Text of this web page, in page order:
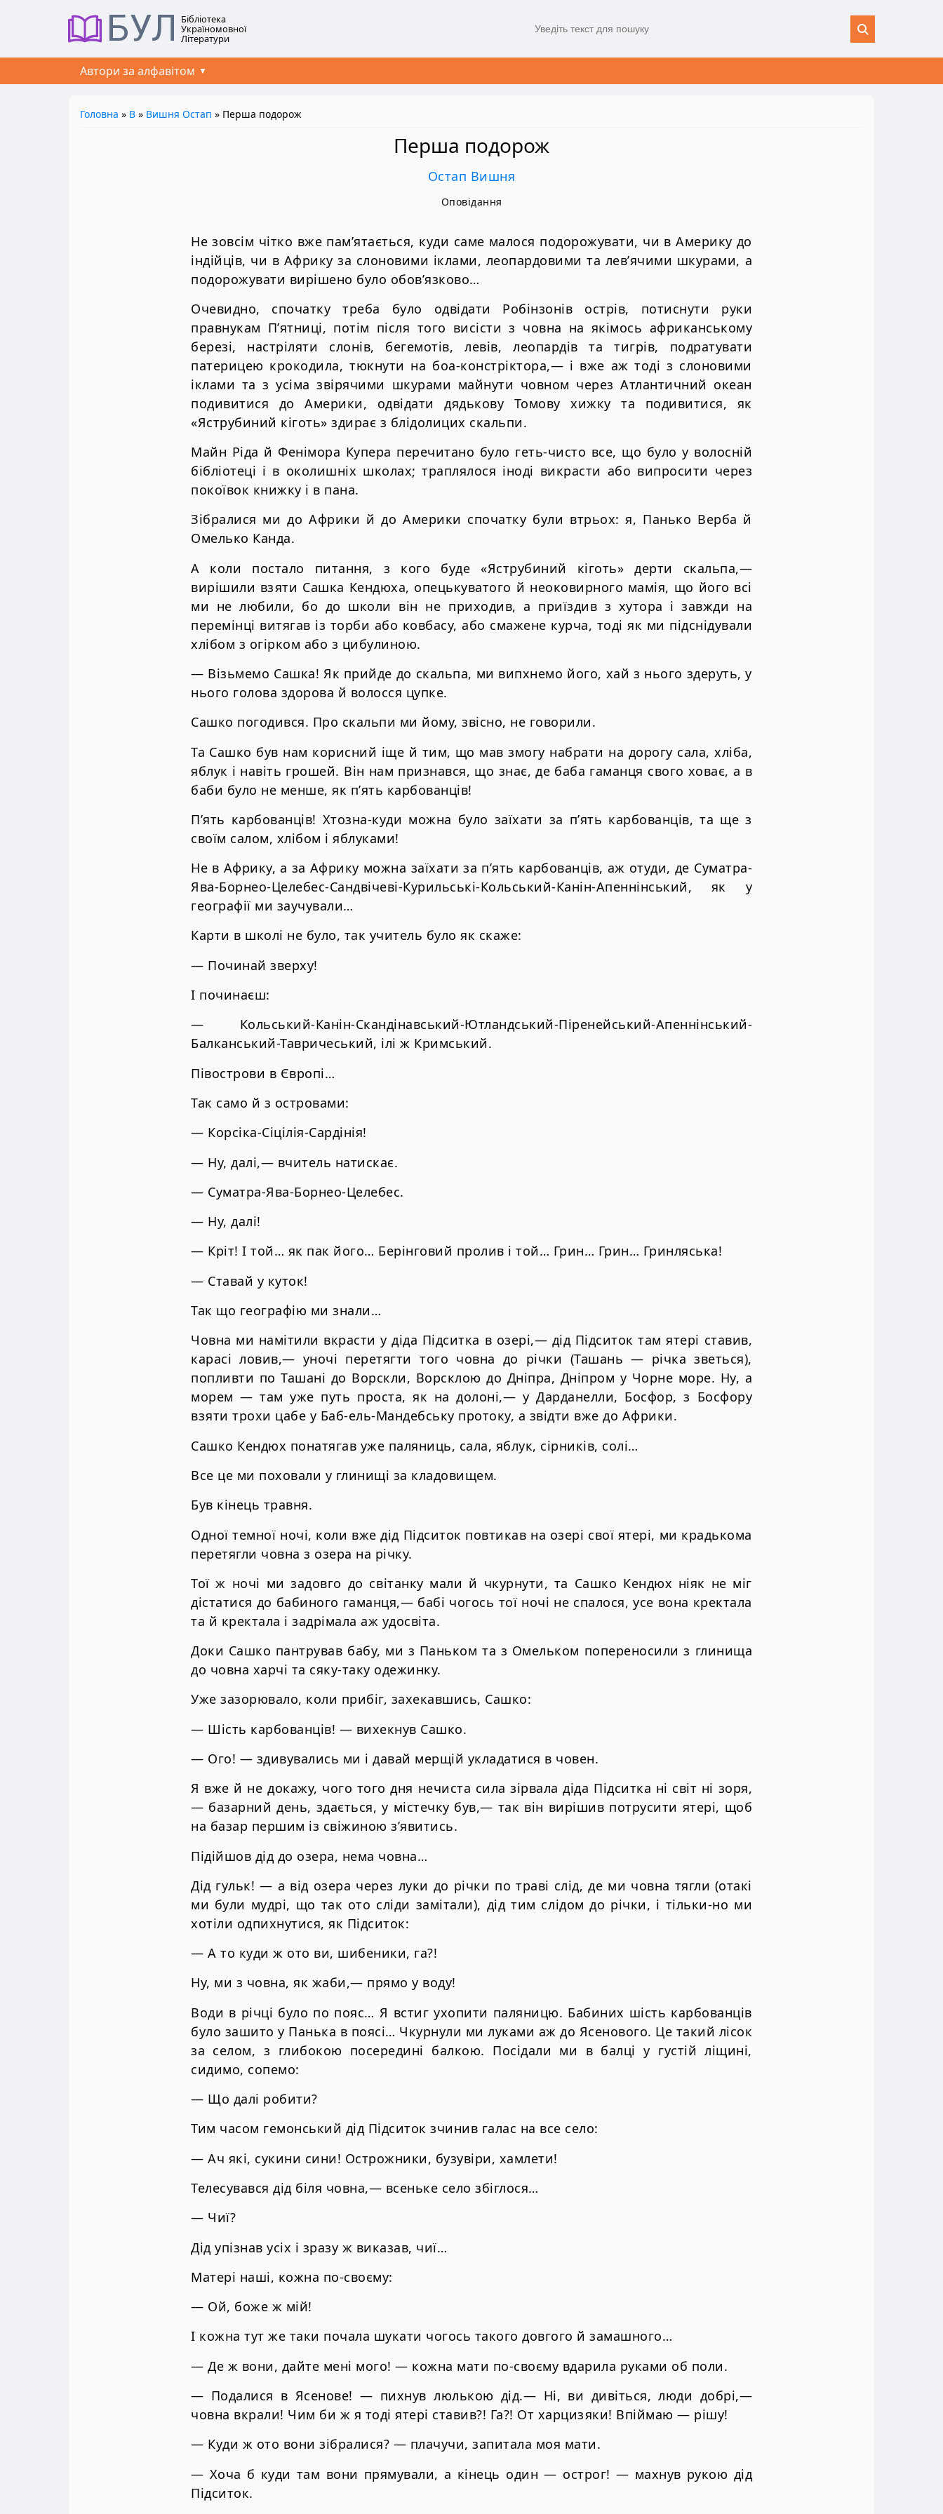
БУЛ Бібліотека
Україномовної
Літератури
Автори за алфавітом
Головна » В » Вишня Остап » Перша подорож
Перша подорож
Остап Вишня
Оповідання
Не зовсім чітко вже пам’ятається, куди саме малося подорожувати, чи в Америку до
індійців, чи в Африку за слоновими іклами, леопардовими та лев’ячими шкурами, а
подорожувати вирішено було обов’язково…
Очевидно, спочатку треба було одвідати Робінзонів острів, потиснути руки
правнукам П’ятниці, потім після того висісти з човна на якімось африканському
березі, настріляти слонів, бегемотів, левів, леопардів та тигрів, подратувати
патерицею крокодила, тюкнути на боа-констріктора,— і вже аж тоді з слоновими
іклами та з усіма звірячими шкурами майнути човном через Атлантичний океан
подивитися до Америки, одвідати дядькову Томову хижку та подивитися, як
«Яструбиний кіготь» здирає з блідолицих скальпи.
Майн Ріда й Фенімора Купера перечитано було геть-чисто все, що було у волосній
бібліотеці і в околишніх школах; траплялося іноді викрасти або випросити через
покоївок книжку і в пана.
Зібралися ми до Африки й до Америки спочатку були втрьох: я, Панько Верба й
Омелько Канда.
А коли постало питання, з кого буде «Яструбиний кіготь» дерти скальпа,—
вирішили взяти Сашка Кендюха, опецькуватого й неоковирного мамія, що його всі
ми не любили, бо до школи він не приходив, а приїздив з хутора і завжди на
перемінці витягав із торби або ковбасу, або смажене курча, тоді як ми підснідували
хлібом з огірком або з цибулиною.
— Візьмемо Сашка! Як прийде до скальпа, ми випхнемо його, хай з нього здеруть, у
нього голова здорова й волосся цупке.
Сашко погодився. Про скальпи ми йому, звісно, не говорили.
Та Сашко був нам корисний іще й тим, що мав змогу набрати на дорогу сала, хліба,
яблук і навіть грошей. Він нам признався, що знає, де баба гаманця свого ховає, а в
баби було не менше, як п’ять карбованців!
П’ять карбованців! Хтозна-куди можна було заїхати за п’ять карбованців, та ще з
своїм салом, хлібом і яблуками!
Не в Африку, а за Африку можна заїхати за п’ять карбованців, аж отуди, де Суматра-
Ява-Борнео-Целебес-Сандвічеві-Курильські-Кольський-Канін-Апеннінський, як у
географії ми заучували…
Карти в школі не було, так учитель було як скаже:
— Починай зверху!
І починаєш:
— Кольський-Канін-Скандінавський-Ютландський-Піренейський-Апеннінський-
Балканський-Тавричеський, ілі ж Кримський.
Півострови в Європі…
Так само й з островами:
— Корсіка-Сіцілія-Сардінія!
— Ну, далі,— вчитель натискає.
— Суматра-Ява-Борнео-Целебес.
— Ну, далі!
— Кріт! І той… як пак його… Берінговий пролив і той… Грин… Грин… Гринляська!
— Ставай у куток!
Так що географію ми знали…
Човна ми намітили вкрасти у діда Підситка в озері,— дід Підситок там ятері ставив,
карасі ловив,— уночі перетягти того човна до річки (Ташань — річка зветься),
попливти по Ташані до Ворскли, Ворсклою до Дніпра, Дніпром у Чорне море. Ну, а
морем — там уже путь проста, як на долоні,— у Дарданелли, Босфор, з Босфору
взяти трохи цабе у Баб-ель-Мандебську протоку, а звідти вже до Африки.
Сашко Кендюх понатягав уже паляниць, сала, яблук, сірників, солі…
Все це ми поховали у глинищі за кладовищем.
Був кінець травня.
Одної темної ночі, коли вже дід Підситок повтикав на озері свої ятері, ми крадькома
перетягли човна з озера на річку.
Тої ж ночі ми задовго до світанку мали й чкурнути, та Сашко Кендюх ніяк не міг
дістатися до бабиного гаманця,— бабі чогось тої ночі не спалося, усе вона кректала
та й кректала і задрімала аж удосвіта.
Доки Сашко пантрував бабу, ми з Паньком та з Омельком попереносили з глинища
до човна харчі та сяку-таку одежинку.
Уже зазорювало, коли прибіг, захекавшись, Сашко:
— Шість карбованців! — вихекнув Сашко.
— Ого! — здивувались ми і давай мерщій укладатися в човен.
Я вже й не докажу, чого того дня нечиста сила зірвала діда Підситка ні світ ні зоря,
— базарний день, здається, у містечку був,— так він вирішив потрусити ятері, щоб
на базар першим із свіжиною з’явитись.
Підійшов дід до озера, нема човна…
Дід гульк! — а від озера через луки до річки по траві слід, де ми човна тягли (отакі
ми були мудрі, що так ото сліди замітали), дід тим слідом до річки, і тільки-но ми
хотіли одпихнутися, як Підситок:
— А то куди ж ото ви, шибеники, га?!
Ну, ми з човна, як жаби,— прямо у воду!
Води в річці було по пояс… Я встиг ухопити паляницю. Бабиних шість карбованців
було зашито у Панька в поясі… Чкурнули ми луками аж до Ясенового. Це такий лісок
за селом, з глибокою посередині балкою. Посідали ми в балці у густій ліщині,
сидимо, сопемо:
— Що далі робити?
Тим часом гемонський дід Підситок зчинив галас на все село:
— Ач які, сукини сини! Острожники, бузувіри, хамлети!
Телесувався дід біля човна,— всеньке село збіглося…
— Чиї?
Дід упізнав усіх і зразу ж виказав, чиї…
Матері наші, кожна по-своєму:
— Ой, боже ж мій!
І кожна тут же таки почала шукати чогось такого довгого й замашного…
— Де ж вони, дайте мені мого! — кожна мати по-своєму вдарила руками об поли.
— Подалися в Ясенове! — пихнув люлькою дід.— Ні, ви дивіться, люди добрі,—
човна вкрали! Чим би ж я тоді ятері ставив?! Га?! От харцизяки! Впіймаю — рішу!
— Куди ж ото вони зібралися? — плачучи, запитала моя мати.
— Хоча б куди там вони прямували, а кінець один — острог! — махнув рукою дід
Підситок.